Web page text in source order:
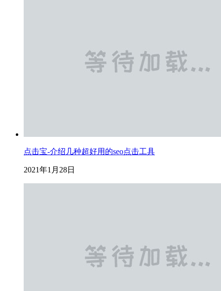
点击宝-介绍几种超好用的seo点击工具
2021年1月28日